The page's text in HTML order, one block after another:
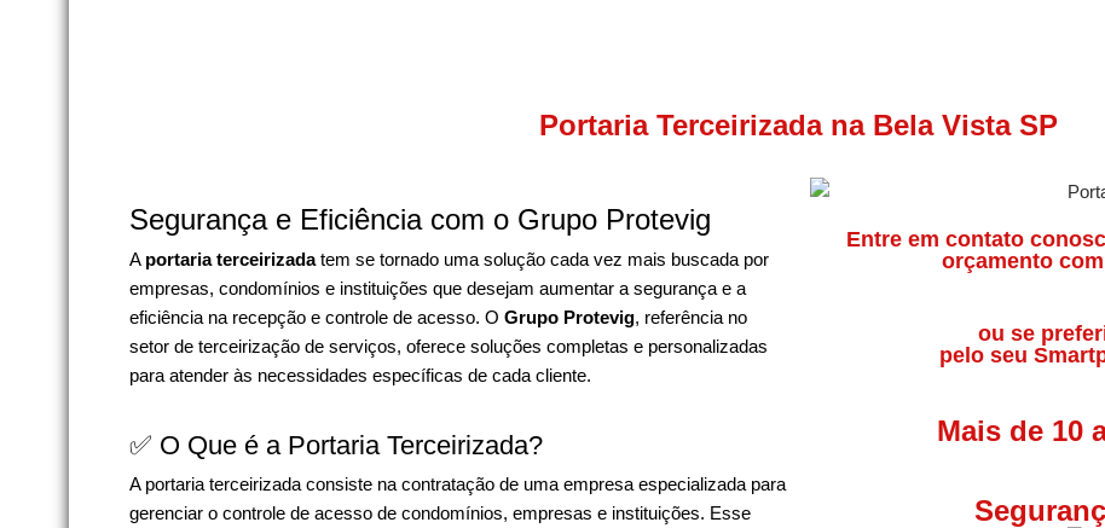
Portaria Terceirizada na Bela Vista SP
Segurança e Eficiência com o Grupo Protevig
A portaria terceirizadatem se tornado uma solução cada vez mais buscada por
empresas, condomínios e instituições que desejam aumentar a segurança e a
eficiência na recepção e controle de acesso. O Grupo Protevig, referência no
setor de terceirização de serviços, oferece soluções completas e personalizadas
para atender às necessidades específicas de cada cliente.
✅ O Que é a Portaria Terceirizada?
A portaria terceirizada consiste na contratação de uma empresa especializada para
gerenciar o controle de acesso de condomínios, empresas e instituições. Esse
Entre em contato
orçamento
ou se
pelo seu
Mais de 10